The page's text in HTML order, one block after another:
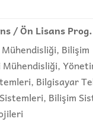
Bilişim
Bilgisayar
Bilişim